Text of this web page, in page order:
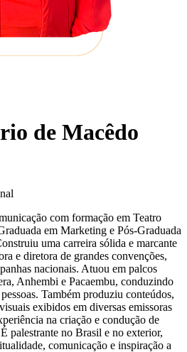
de Macêdo
com formação em Teatro
em Marketing e Pós-Graduada
uma carreira sólida e marcante
e diretora de grandes convenções,
nacionais. Atuou em palcos
Anhembi e Pacaembu, conduzindo
Também produziu conteúdos,
exibidos em diversas emissoras
na criação e condução de
palestrante no Brasil e no exterior,
comunicação e inspiração a